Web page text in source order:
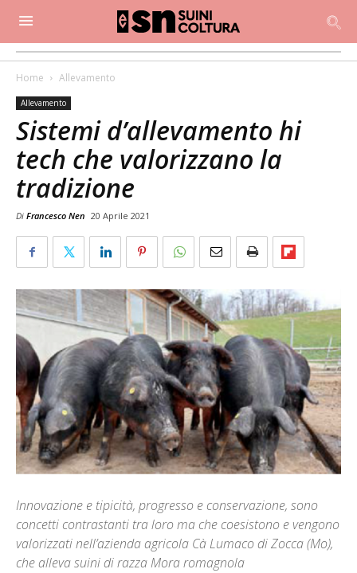
Home Allevamento
Allevamento
Sistemi d’allevamento hi
tech che valorizzano la
tradizione
Di Francesco Nen 20 Aprile 2021
Innovazione e tipicità, progresso e conservazione, sono
concetti contrastanti tra loro ma che coesistono e vengono
valorizzati nell’azienda agricola Cà Lumaco di Zocca (Mo),
che alleva suini di razza Mora romagnola